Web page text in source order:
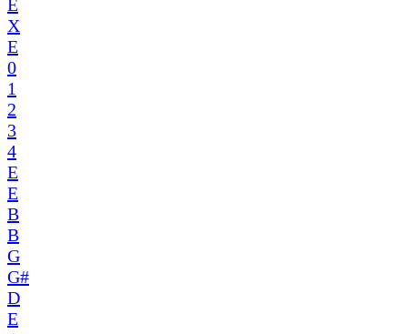
E
X
E
0
1
2
3
4
E
E
B
B
G
G#
D
E